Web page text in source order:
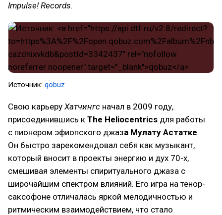
Impulse! Records.
Источник: qobuz
Свою карьеру Хатчингс начал в 2009 году,
присоединившись к The Heliocentrics для работы
с пионером эфиопского джаза Мулату Астатке.
Он быстро зарекомендовал себя как музыкант,
который вносит в проекты энергию и дух 70-х,
смешивая элементы спиритуального джаза с
широчайшим спектром влияний. Его игра на тенор-
саксофоне отличалась яркой мелодичностью и
ритмическим взаимодействием, что стало